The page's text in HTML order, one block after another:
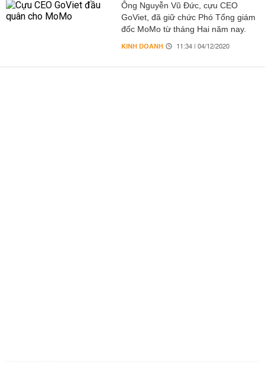
Ông Nguyễn Vũ Đức, cựu CEO
GoViet, đã giữ chức Phó Tổng giám
đốc MoMo từ tháng Hai năm nay.
KINH DOANH 11:34 | 04/12/2020